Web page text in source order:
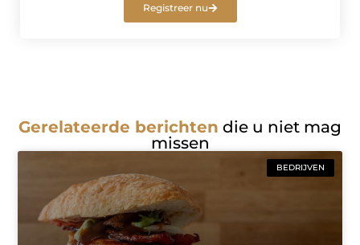
Registreer nu
Gerelateerde berichten die u niet mag
missen
BEDRIJVEN